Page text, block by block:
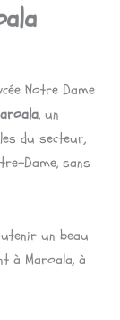
Notre Dame
, un
du secteur,
Dame, sans
un beau
à Maroala, à